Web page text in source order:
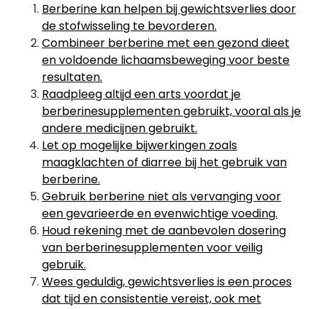
Berberine kan helpen bij gewichtsverlies door
de stofwisseling te bevorderen.
Combineer berberine met een gezond dieet
en voldoende lichaamsbeweging voor beste
resultaten.
Raadpleeg altijd een arts voordat je
berberinesupplementen gebruikt, vooral als je
andere medicijnen gebruikt.
Let op mogelijke bijwerkingen zoals
maagklachten of diarree bij het gebruik van
berberine.
Gebruik berberine niet als vervanging voor
een gevarieerde en evenwichtige voeding.
Houd rekening met de aanbevolen dosering
van berberinesupplementen voor veilig
gebruik.
Wees geduldig, gewichtsverlies is een proces
dat tijd en consistentie vereist, ook met